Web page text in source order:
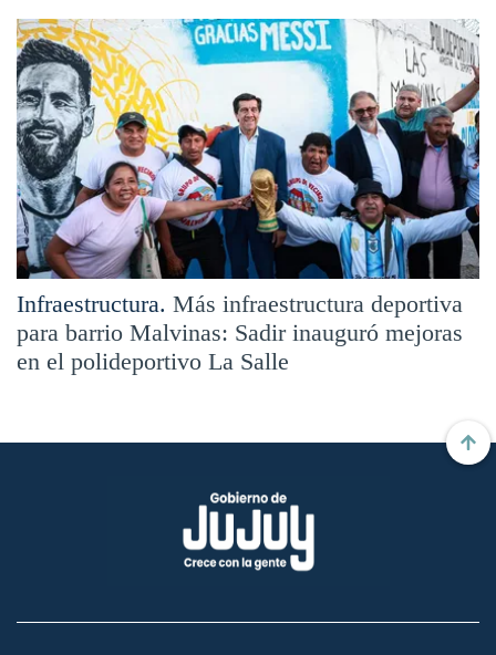
Infraestructura. Más infraestructura deportiva
para barrio Malvinas: Sadir inauguró mejoras
en el polideportivo La Salle